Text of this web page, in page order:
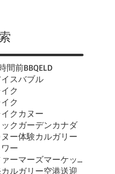
間前BBQELD
イスバブル
ク
ク
クカヌー
クガーデンカナダ
ヌー体験カルガリー
ー
カルガリーファーマーズマーケット
カルガリー空港送迎